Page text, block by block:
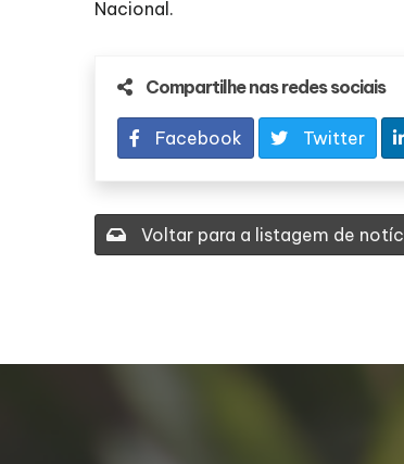
Nacional.
Compartilhe nas redes sociais
Facebook Twitter
Voltar para a listagem de